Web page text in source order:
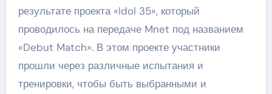
результате проекта «Idol 35», который
проводилось на передаче Mnet под названием
«Debut Match». В этом проекте участники
прошли через различные испытания и
тренировки, чтобы быть выбранными и